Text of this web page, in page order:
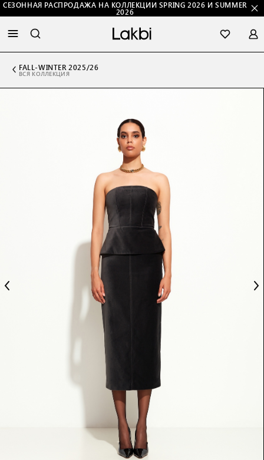
СЕЗОННАЯ РАСПРОДАЖА НА КОЛЛЕКЦИИ SPRING 2026 И SUMMER
2026
FALL-WINTER 2025/26
ВСЯ КОЛЛЕКЦИЯ